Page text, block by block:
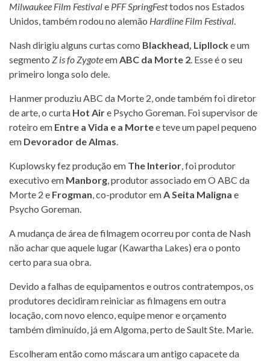
Milwaukee Film Festivale PFF SpringFesttodos nos Estados
Unidos, também rodou no alemão Hardline Film Festival
Nash dirigiu alguns curtas como Blackhead, Lipllocke um
segmento Z is fo Zygoteem ABC da Morte 2 . Esse é o seu
primeiro longa solo dele.
Hanmer produziu ABC da Morte 2, onde também foi diretor
de arte, o curta Hot Aire Psycho Goreman. Foi supervisor de
roteiro em Entre a Vida e a Mortee teve um papel pequeno
em Devorador de Almas
Kuplowsky fez produção em The Interior , foi produtor
executivo em Manborg , produtor associado em O ABC da
Morte 2 e Frogman , co-produtor em A Seita Maligna e
Psycho Goreman.
A mudança de área de filmagem ocorreu por conta de Nash
não achar que aquele lugar (Kawartha Lakes) era o ponto
certo para sua obra.
Devido a falhas de equipamentos e outros contratempos, os
produtores decidiram reiniciar as filmagens em outra
locação, com novo elenco, equipe menor e orçamento
também diminuído, já em Algoma, perto de Sault Ste. Marie.
Escolheram então como máscara um antigo capacete da